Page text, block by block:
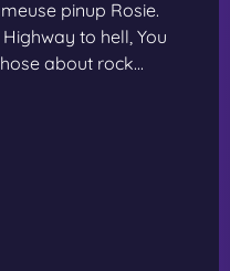
pinup Rosie.
to hell, You
about rock...